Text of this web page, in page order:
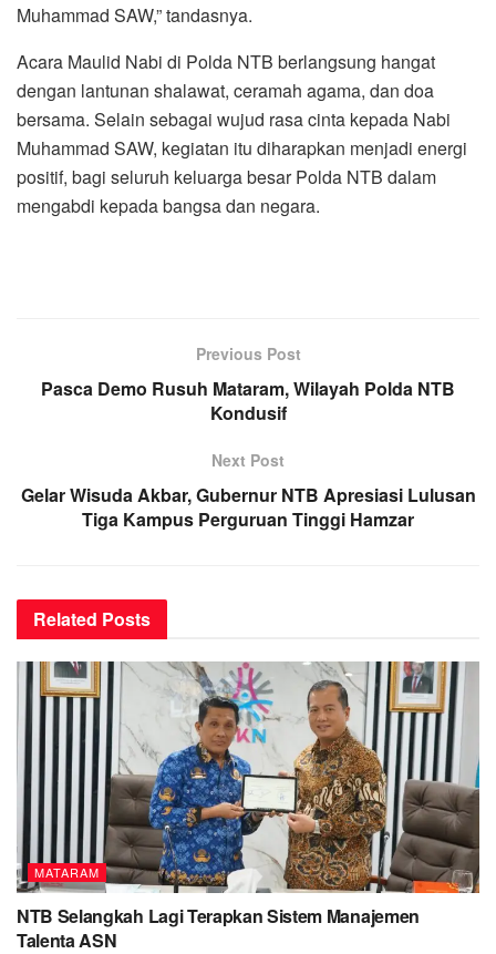
Muhammad SAW,” tandasnya.
Acara Maulid Nabi di Polda NTB berlangsung hangat
dengan lantunan shalawat, ceramah agama, dan doa
bersama. Selain sebagai wujud rasa cinta kepada Nabi
Muhammad SAW, kegiatan itu diharapkan menjadi energi
positif, bagi seluruh keluarga besar Polda NTB dalam
mengabdi kepada bangsa dan negara.
Previous Post
Pasca Demo Rusuh Mataram, Wilayah Polda NTB
Kondusif
Next Post
Gelar Wisuda Akbar, Gubernur NTB Apresiasi Lulusan
Tiga Kampus Perguruan Tinggi Hamzar
Related Posts
MATARAM
NTB Selangkah Lagi Terapkan Sistem Manajemen
Talenta ASN